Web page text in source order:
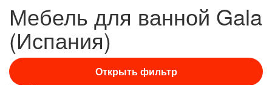
Мебель для ванной Gala
(Испания)
Открыть фильтр